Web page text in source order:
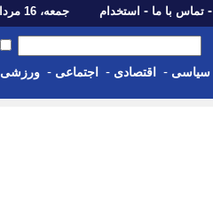
- تماس با ما - استخدام جمعه، 16 مرداد 1405 - Thu, 06th Aug 2026
سیاسی - اقتصادی - اجتماعی - ورزشی